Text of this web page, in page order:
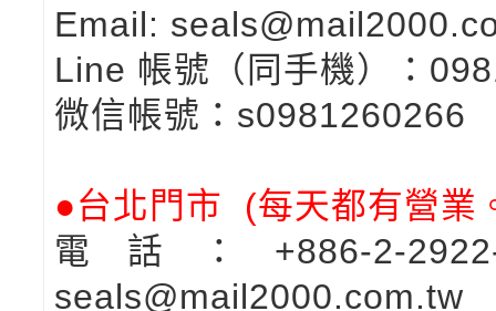
Email:
Line 帳號（同手機）：
微信帳號：
●台北門市 (每天都有營
電話：+886-2-
seals@mail2000.com.tw